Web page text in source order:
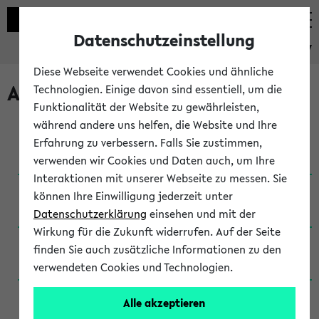
eKVV
Archivierte Studiengänge
Anglistik: British and American Studies / B.A.
(Einschreibung bis WiSe 16/17)
Anglistik: British and American Studies / B.A.
(Einschreibung bis SoSe 2015)
Anglistik: British and American Studies / B.A.
(Einschreibung bis SoSe 2013)
Anglistik: British and American Studies / Ba
(Einschreibung bis SoSe 2011)
Datenschutzeinstellung
Diese Webseite verwendet Cookies und ähnliche
Technologien. Einige davon sind essentiell, um die
Funktionalität der Website zu gewährleisten,
während andere uns helfen, die Website und Ihre
Erfahrung zu verbessern. Falls Sie zustimmen,
verwenden wir Cookies und Daten auch, um Ihre
Interaktionen mit unserer Webseite zu messen. Sie
können Ihre Einwilligung jederzeit unter
Datenschutzerklärung einsehen und mit der
Wirkung für die Zukunft widerrufen. Auf der Seite
finden Sie auch zusätzliche Informationen zu den
verwendeten Cookies und Technologien.
Alle akzeptieren